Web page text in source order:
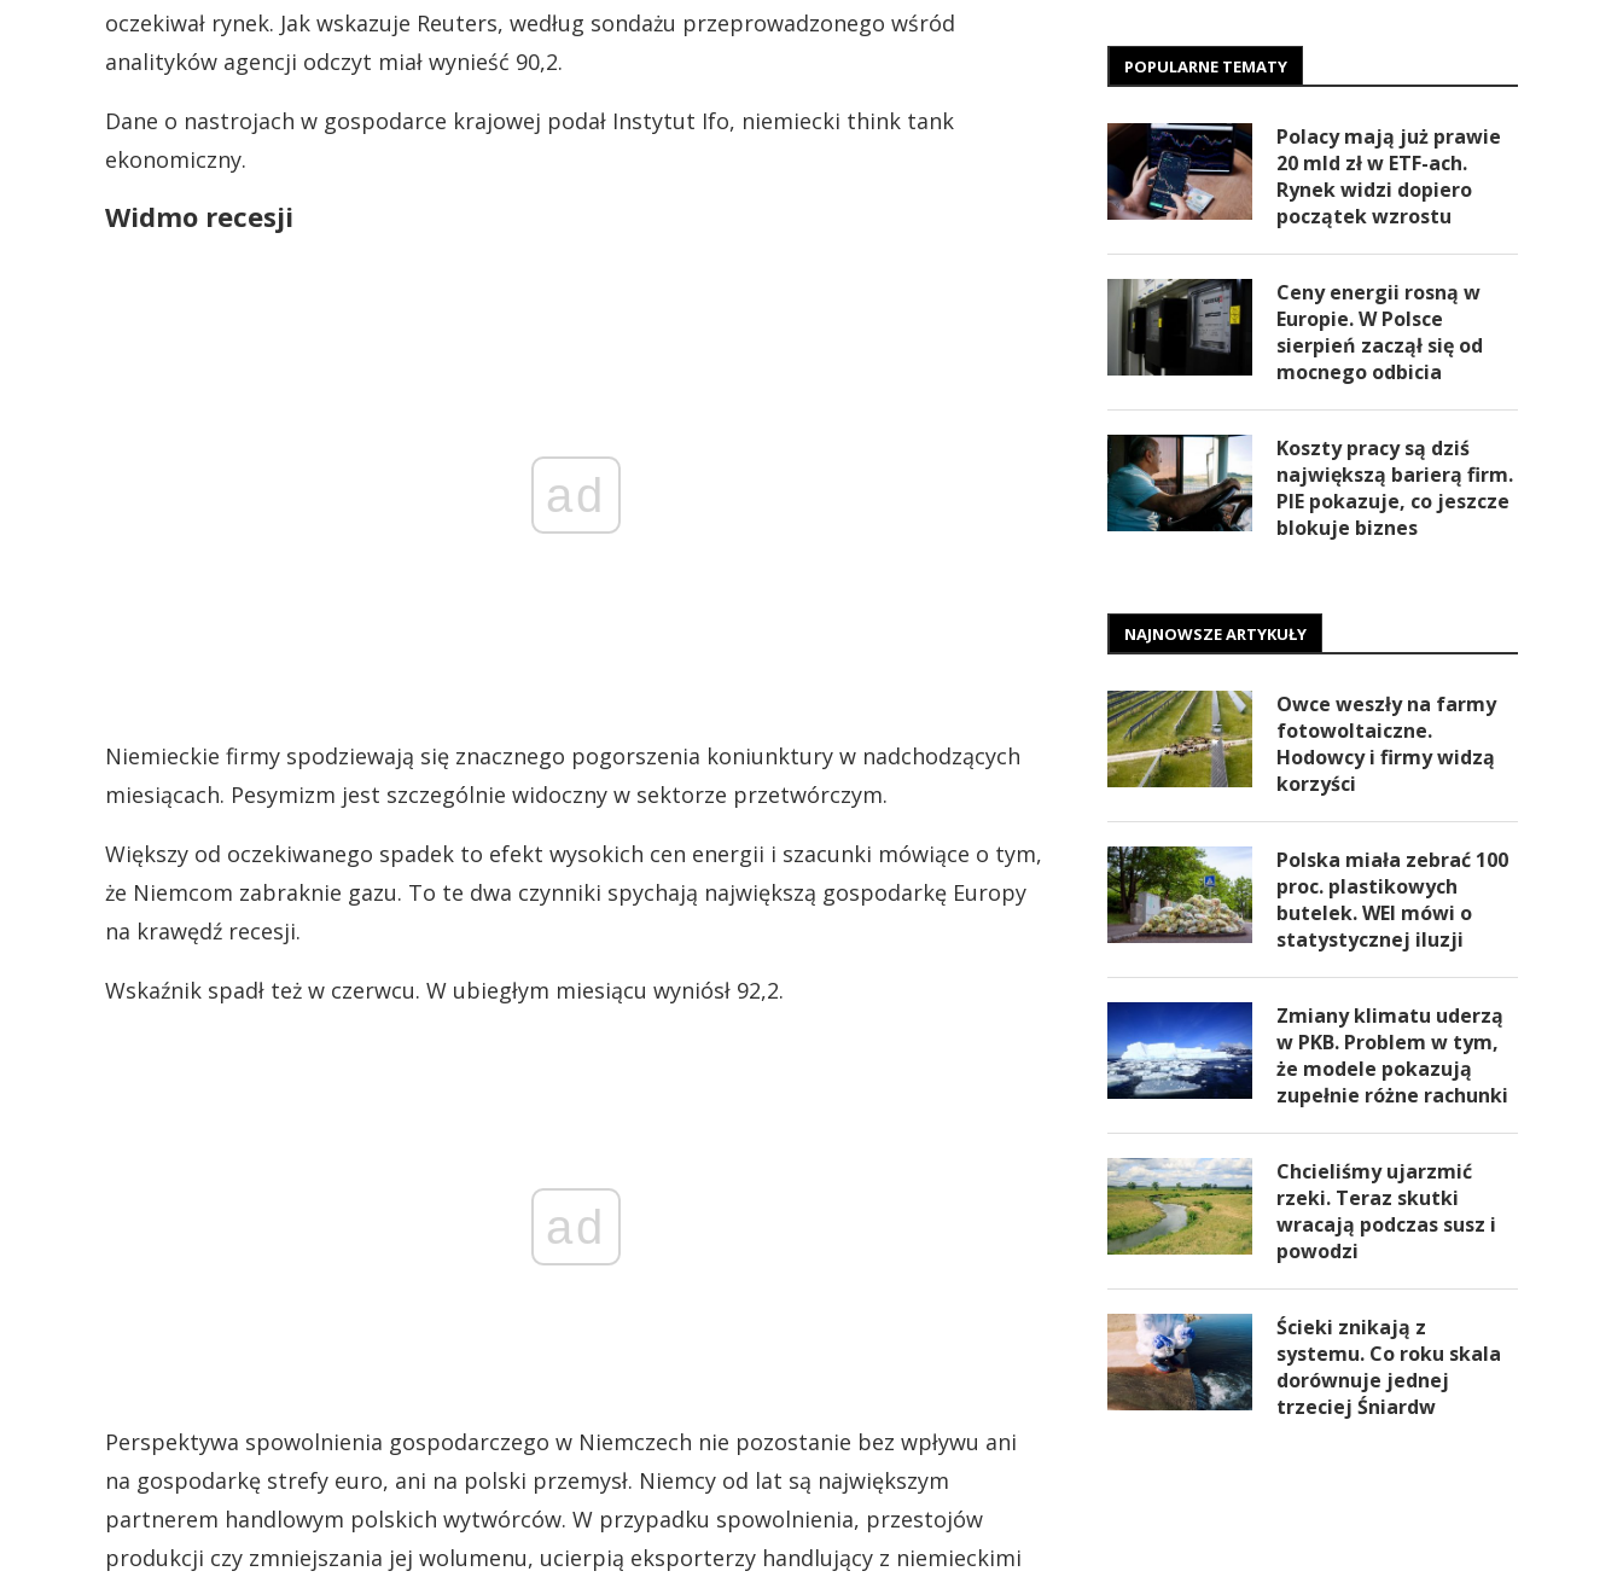
oczekiwał rynek. Jak wskazuje Reuters, według sondażu przeprowadzonego wśród
analityków agencji odczyt miał wynieść 90,2.
Dane o nastrojach w gospodarce krajowej podał Instytut Ifo, niemiecki think tank
ekonomiczny.
Widmo recesji
ad
Niemieckie firmy spodziewają się znacznego pogorszenia koniunktury w nadchodzących
miesiącach. Pesymizm jest szczególnie widoczny w sektorze przetwórczym.
Większy od oczekiwanego spadek to efekt wysokich cen energii i szacunki mówiące o tym,
że Niemcom zabraknie gazu. To te dwa czynniki spychają największą gospodarkę Europy
na krawędź recesji.
Wskaźnik spadł też w czerwcu. W ubiegłym miesiącu wyniósł 92,2.
ad
Perspektywa spowolnienia gospodarczego w Niemczech nie pozostanie bez wpływu ani
na gospodarkę strefy euro, ani na polski przemysł. Niemcy od lat są największym
partnerem handlowym polskich wytwórców. W przypadku spowolnienia, przestojów
produkcji czy zmniejszania jej wolumenu, ucierpią eksporterzy handlujący z niemieckimi
POPULARNE TEMATY
Polacy mają już prawie
20 mld zł w ETF-ach.
Rynek widzi dopiero
początek wzrostu
Ceny energii rosną w
Europie. W Polsce
sierpień zaczął się od
mocnego odbicia
Koszty pracy są dziś
największą barierą firm.
PIE pokazuje, co jeszcze
blokuje biznes
NAJNOWSZE ARTYKUŁY
Owce weszły na farmy
fotowoltaiczne.
Hodowcy i firmy widzą
korzyści
Polska miała zebrać 100
proc. plastikowych
butelek. WEI mówi o
statystycznej iluzji
Zmiany klimatu uderzą
w PKB. Problem w tym,
że modele pokazują
zupełnie różne rachunki
Chcieliśmy ujarzmić
rzeki. Teraz skutki
wracają podczas susz i
powodzi
Ścieki znikają z
systemu. Co roku skala
dorównuje jednej
trzeciej Śniardw